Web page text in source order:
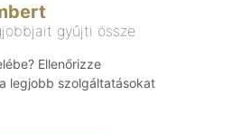
gyűjti össze
Ellenőrizze
legjobb szolgáltatásokat